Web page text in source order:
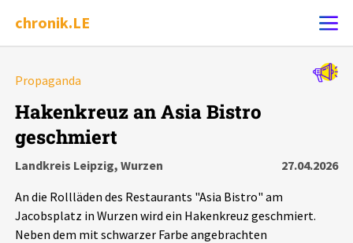
chronik.LE
Chronik
Leipziger Zustände
Propaganda
Hakenkreuz an Asia Bistro
geschmiert
Landkreis Leipzig, Wurzen
27.04.2026
An die Rollläden des Restaurants "Asia Bistro" am
Jacobsplatz in Wurzen wird ein Hakenkreuz geschmiert.
Neben dem mit schwarzer Farbe angebrachten
Alle Ereignisse
Ereignisse
Ereignisse